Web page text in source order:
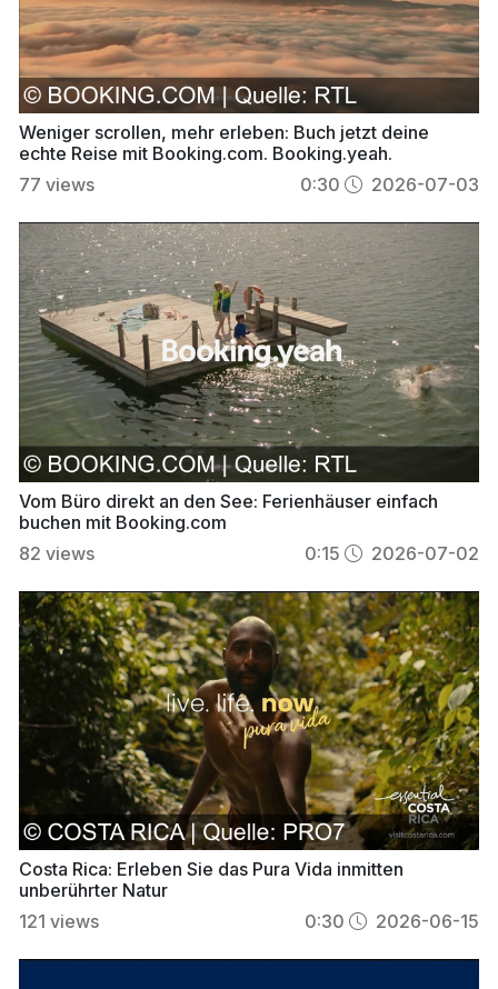
Weniger scrollen, mehr erleben: Buch jetzt deine
echte Reise mit Booking.com. Booking.yeah.
77 views 0:30 2026-07-03
Vom Büro direkt an den See: Ferienhäuser einfach
buchen mit Booking.com
82 views 0:15 2026-07-02
Costa Rica: Erleben Sie das Pura Vida inmitten
unberührter Natur
121 views 0:30 2026-06-15